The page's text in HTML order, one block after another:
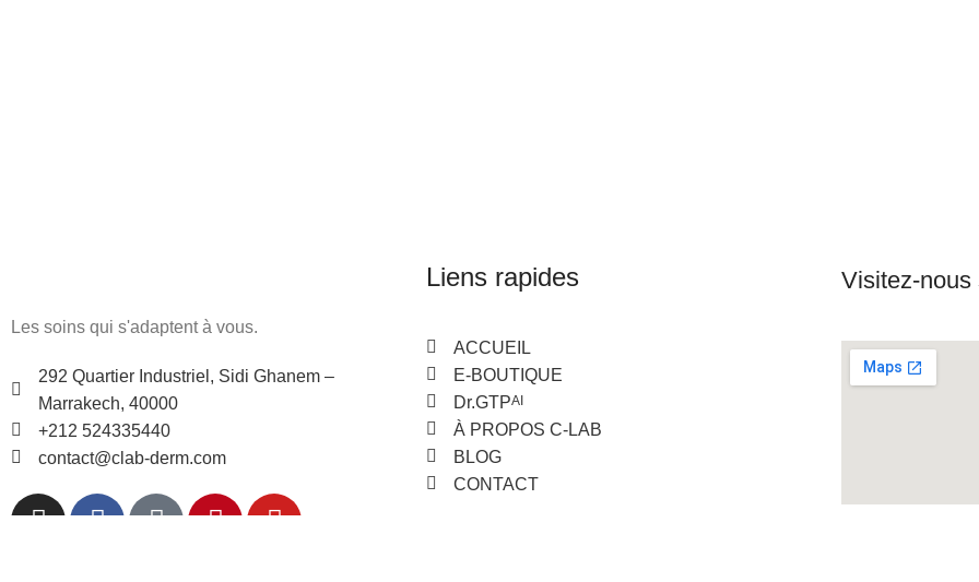
Les soins qui s'adaptent à vous.
292 Quartier Industriel, Sidi Ghanem –
Marrakech, 40000
+212 524335440
contact@clab-derm.com
Liens rapides
ACCUEIL
E-BOUTIQUE
Dr.GTPAI
À PROPOS C-LAB
BLOG
CONTACT
Visitez-nous